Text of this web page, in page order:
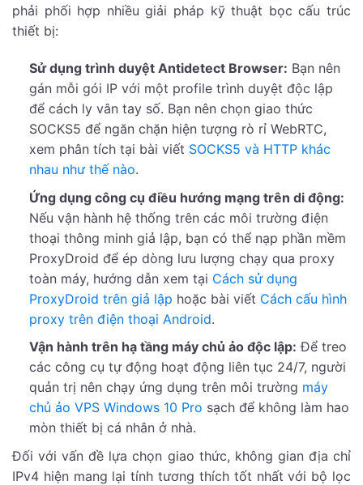
phải phối hợp nhiều giải pháp kỹ thuật bọc cấu trúc
thiết bị:
Sử dụng trình duyệt Antidetect Browser: Bạn nên
gán mỗi gói IP với một profile trình duyệt độc lập
để cách ly vân tay số. Bạn nên chọn giao thức
SOCKS5 để ngăn chặn hiện tượng rò rỉ WebRTC,
xem phân tích tại bài viết SOCKS5 và HTTP khác
nhau như thế nào.
Ứng dụng công cụ điều hướng mạng trên di động:
Nếu vận hành hệ thống trên các môi trường điện
thoại thông minh giả lập, bạn có thể nạp phần mềm
ProxyDroid để ép dòng lưu lượng chạy qua proxy
toàn máy, hướng dẫn xem tại Cách sử dụng
ProxyDroid trên giả lập hoặc bài viết Cách cấu hình
proxy trên điện thoại Android.
Vận hành trên hạ tầng máy chủ ảo độc lập: Để treo
các công cụ tự động hoạt động liên tục 24/7, người
quản trị nên chạy ứng dụng trên môi trường máy
chủ ảo VPS Windows 10 Pro sạch để không làm hao
mòn thiết bị cá nhân ở nhà.
Đối với vấn đề lựa chọn giao thức, không gian địa chỉ
IPv4 hiện mang lại tính tương thích tốt nhất với bộ lọc